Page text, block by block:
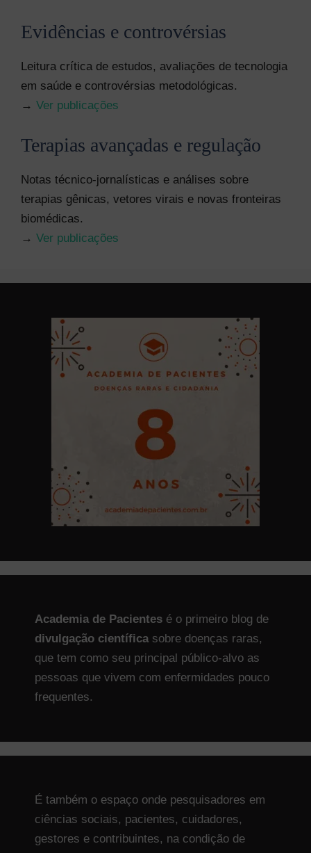
Evidências e controvérsias
Leitura crítica de estudos, avaliações de tecnologia
em saúde e controvérsias metodológicas.
→ Ver publicações
Terapias avançadas e regulação
Notas técnico-jornalísticas e análises sobre
terapias gênicas, vetores virais e novas fronteiras
biomédicas.
→ Ver publicações
Academia de Pacientes é o primeiro blog de
divulgação científicasobre doenças raras,
que tem como seu principal público-alvo as
pessoas que vivem com enfermidades pouco
frequentes.
É também o espaço onde pesquisadores em
ciências sociais, pacientes, cuidadores,
gestores e contribuintes, na condição de